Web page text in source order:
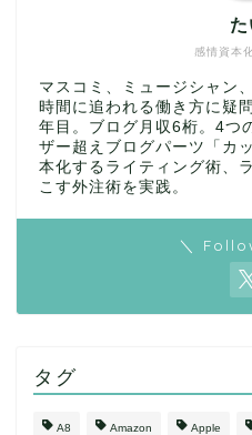
感情資本
た
マスコミ、ミュージシャン
時間に追われる働き方に疑
年目。ブログ月収6桁。4つ
ザー超えブログパーツ「カ
本化するライティング術、
こす外注術を実践。
＼
タグ
A8 Amazon Apple